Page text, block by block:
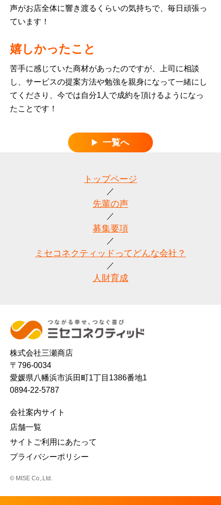
声がお店全体に響き渡るくらいの気持ちで、毎日頑張っ
ています！
嬉しかったこと
苦手に感じていた商材があったのですが、上司に相談
し、サービスの提案方法や勉強を親身になって一緒にし
てくださり、今では自分1人で成約を頂けるようになっ
たことです！
一覧へ
トップページ
先輩の声
募集要項
ミセコネクティッドってどんな会社？
人財育成
株式会社三瀬商店
〒796-0034
愛媛県八幡浜市浜田町1丁目1386番地1
0894-22-5787
会社案内サイト
店舗一覧
サイトご利用にあたって
プライバシーポリシー
© MISE Co,.Ltd.